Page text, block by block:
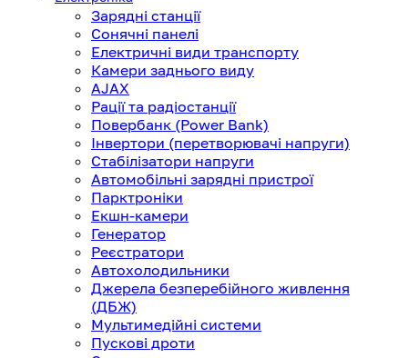
Зарядні станції
Сонячні панелі
Електричні види транспорту
Камери заднього виду
AJAX
Рації та радіостанції
Повербанк (Power Bank)
Інвертори (перетворювачі напруги)
Стабілізатори напруги
Автомобільні зарядні пристрої
Парктроніки
Екшн-камери
Генератор
Реєстратори
Автохолодильники
Джерела безперебійного живлення
(ДБЖ)
Мультимедійні системи
Пускові дроти